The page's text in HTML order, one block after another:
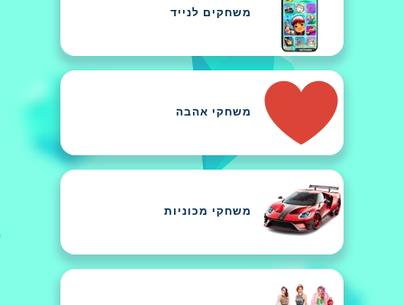
משחקים לנייד
משחקי אהבה
משחקי מכוניות